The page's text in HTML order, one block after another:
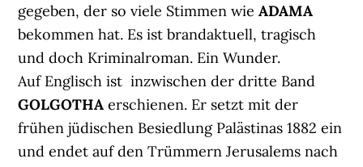
gegeben, der so viele Stimmen wieADAMA
bekommen hat. Es ist brandaktuell, tragisch
und doch Kriminalroman. Ein Wunder.
Auf Englisch ist inzwischen der dritte Band
GOLGOTHA erschienen. Er setzt mit der
frühen jüdischen Besiedlung Palästinas 1882 ein
und endet auf den Trümmern Jerusalems nach